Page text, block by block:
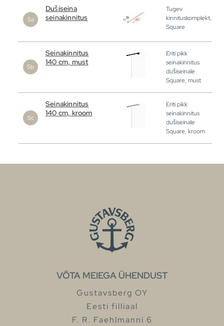
Dušiseina
seinakinnitus
Tugev
kinnituskomplekt,
Square
Seinakinnitus
140 cm, must
Eriti pikk
seinakinnitus
dušiseinale
Square, must
Seinakinnitus
140 cm, kroom
Eriti pikk
seinakinnitus
dušiseinale
Square, kroom
VÕTA MEIEGA ÜHENDUST
Gustavsberg OY
Eesti filliaal
F. R. Faehlmanni 6